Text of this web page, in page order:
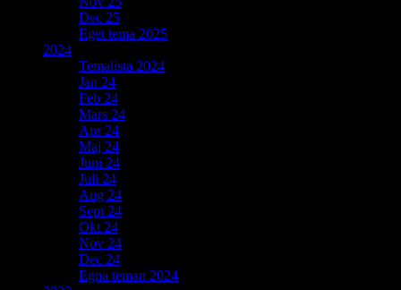
Dec 25
Eget tema 2025
2024
Temalista 2024
Jan 24
Feb 24
Mars 24
Apr 24
Maj 24
Juni 24
Juli 24
Aug 24
Sept 24
Okt 24
Nov 24
Dec 24
Egna teman 2024